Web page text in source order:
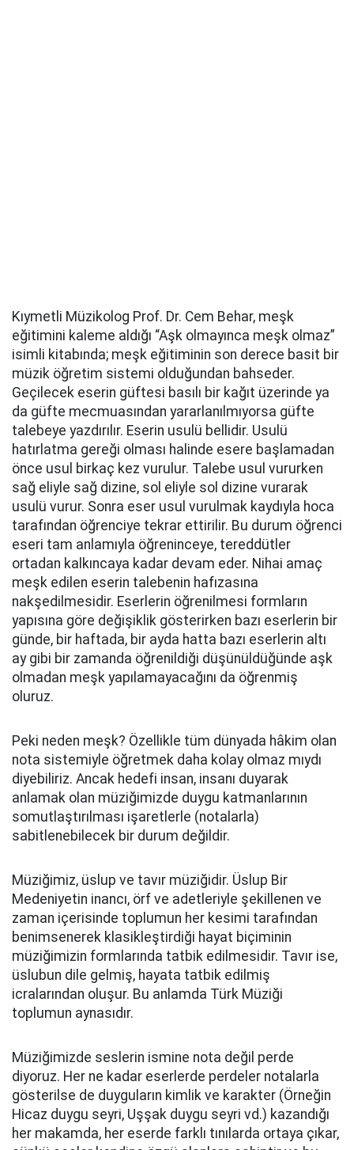
Kıymetli Müzikolog Prof. Dr. Cem Behar, meşk
eğitimini kaleme aldığı “Aşk olmayınca meşk olmaz”
isimli kitabında; meşk eğitiminin son derece basit bir
müzik öğretim sistemi olduğundan bahseder.
Geçilecek eserin güftesi basılı bir kağıt üzerinde ya
da güfte mecmuasından yararlanılmıyorsa güfte
talebeye yazdırılır. Eserin usulü bellidir. Usulü
hatırlatma gereği olması halinde esere başlamadan
önce usul birkaç kez vurulur. Talebe usul vururken
sağ eliyle sağ dizine, sol eliyle sol dizine vurarak
usulü vurur. Sonra eser usul vurulmak kaydıyla hoca
tarafından öğrenciye tekrar ettirilir. Bu durum öğrenci
eseri tam anlamıyla öğreninceye, tereddütler
ortadan kalkıncaya kadar devam eder. Nihai amaç
meşk edilen eserin talebenin hafızasına
nakşedilmesidir. Eserlerin öğrenilmesi formların
yapısına göre değişiklik gösterirken bazı eserlerin bir
günde, bir haftada, bir ayda hatta bazı eserlerin altı
ay gibi bir zamanda öğrenildiği düşünüldüğünde aşk
olmadan meşk yapılamayacağını da öğrenmiş
oluruz.
Peki neden meşk? Özellikle tüm dünyada hâkim olan
nota sistemiyle öğretmek daha kolay olmaz mıydı
diyebiliriz. Ancak hedefi insan, insanı duyarak
anlamak olan müziğimizde duygu katmanlarının
somutlaştırılması işaretlerle (notalarla)
sabitlenebilecek bir durum değildir.
Müziğimiz, üslup ve tavır müziğidir. Üslup Bir
Medeniyetin inancı, örf ve adetleriyle şekillenen ve
zaman içerisinde toplumun her kesimi tarafından
benimsenerek klasikleştirdiği hayat biçiminin
müziğimizin formlarında tatbik edilmesidir. Tavır ise,
üslubun dile gelmiş, hayata tatbik edilmiş
icralarından oluşur. Bu anlamda Türk Müziği
toplumun aynasıdır.
Müziğimizde seslerin ismine nota değil perde
diyoruz. Her ne kadar eserlerde perdeler notalarla
gösterilse de duyguların kimlik ve karakter (Örneğin
Hicaz duygu seyri, Uşşak duygu seyri vd.) kazandığı
her makamda, her eserde farklı tınılarda ortaya çıkar,